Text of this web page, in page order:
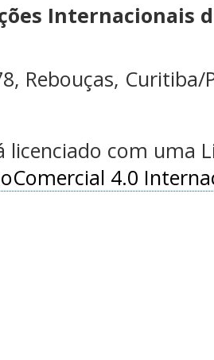
Internacionais
Rebouças, Curitiba/
licenciado com uma
4.0